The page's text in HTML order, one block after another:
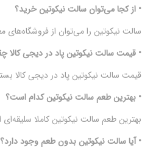
• از کجا می‌توان سالت نیکوتین خرید؟
سالت نیکوتین را می‌توان از فروشگاه‌های
• قیمت سالت نیکوتین پاد در دیجی کالا
قیمت سالت نیکوتین پاد در دیجی کالا
• بهترین طعم سالت نیکوتین کدام است؟
بهترین طعم سالت نیکوتین کاملا
• آیا سالت نیکوتین بدون طعم وجود دارد؟